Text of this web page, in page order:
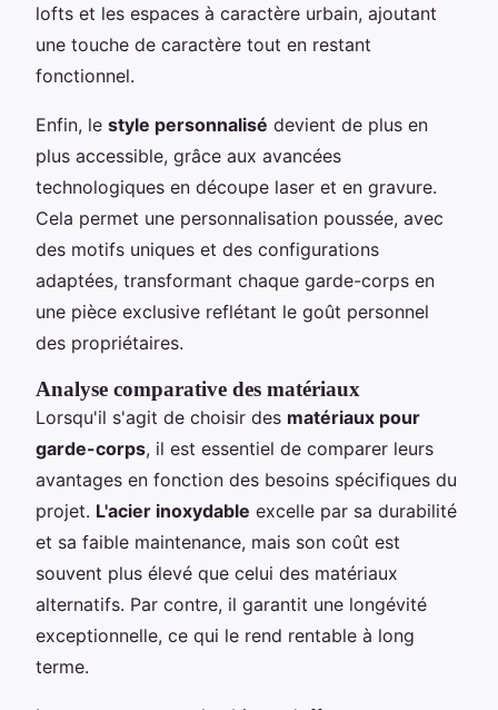
lofts et les espaces à caractère urbain, ajoutant
une touche de caractère tout en restant
fonctionnel.
Enfin, le style personnalisé devient de plus en
plus accessible, grâce aux avancées
technologiques en découpe laser et en gravure.
Cela permet une personnalisation poussée, avec
des motifs uniques et des configurations
adaptées, transformant chaque garde-corps en
une pièce exclusive reflétant le goût personnel
des propriétaires.
Analyse comparative des matériaux
Lorsqu'il s'agit de choisir des matériaux pour
garde-corps, il est essentiel de comparer leurs
avantages en fonction des besoins spécifiques du
projet. L'acier inoxydable excelle par sa durabilité
et sa faible maintenance, mais son coût est
souvent plus élevé que celui des matériaux
alternatifs. Par contre, il garantit une longévité
exceptionnelle, ce qui le rend rentable à long
terme.